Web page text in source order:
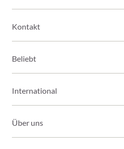
Kontakt
Beliebt
International
Über uns